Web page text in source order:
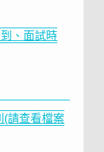
、面試時
(請查看檔案